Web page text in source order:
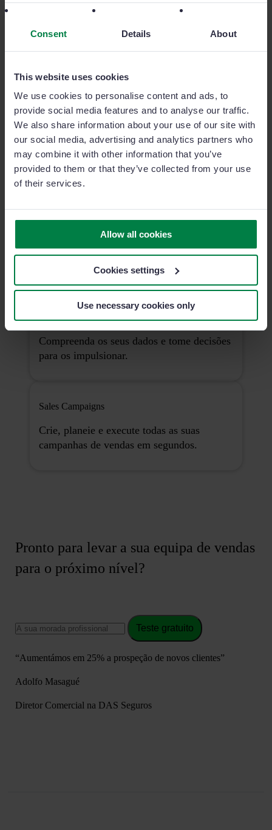
Consent Details About
This website uses cookies
We use cookies to personalise content and ads, to
provide social media features and to analyse our traffic.
We also share information about your use of our site with
our social media, advertising and analytics partners who
may combine it with other information that you’ve
provided to them or that they’ve collected from your use
of their services.
Allow all cookies
Cookies settings
Use necessary cookies only
Business intelligence, campanhas de vendas e muito
Sales Management e amplie as suas possibilidades.
GoalManager
Oriente a sua equipa com objetivos
rastreáveis e garanta uma estratégia
SignatureManager
Agilize os seus processos empresariais com
a solução de assinatura digital e legal do
Sage Sales Management.
Compreenda os seus dados e tome decisões
para os impulsionar.
Sales Campaigns
Crie, planeie e execute todas as suas
campanhas de vendas em segundos.
Pronto para levar a sua equipa de vendas
para o próximo nível?
Teste gratuito
“Aumentámos em 25% a prospeção de novos clientes”
Adolfo Masagué
Diretor Comercial na DAS Seguros